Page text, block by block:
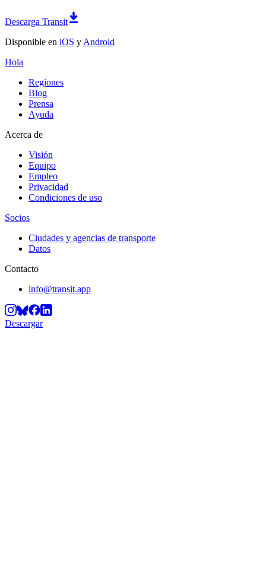
Descarga Transit
Disponible en iOS y Android
Hola
Regiones
Blog
Prensa
Ayuda
Acerca de
Visión
Equipo
Empleo
Privacidad
Condiciones de uso
Socios
Ciudades y agencias de transporte
Datos
Contacto
info@transit.app
Descargar